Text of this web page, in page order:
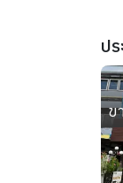
ป
ข